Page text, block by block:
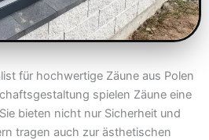
für hochwertige Zäune aus Polen
spielen Zäune eine
bieten nicht nur Sicherheit und
tragen auch zur ästhetischen